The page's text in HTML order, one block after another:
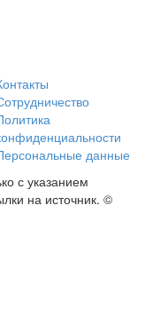
данные
с указанием
на источник. ©